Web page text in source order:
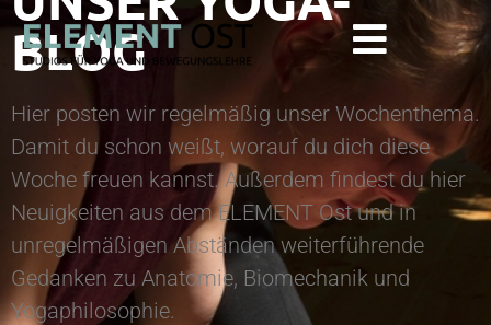
BLOG
Hier posten wir regelmäßig unser Wochenthema.
Damit du schon weißt, worauf du dich diese
Woche freuen kannst. Außerdem findest du hier
Neuigkeiten aus dem ELEMENT Ost und in
unregelmäßigen Abständen weiterführende
Gedanken zu Anatomie, Biomechanik und
Yogaphilosophie.